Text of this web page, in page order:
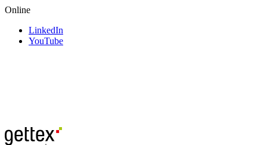
Online
LinkedIn
YouTube